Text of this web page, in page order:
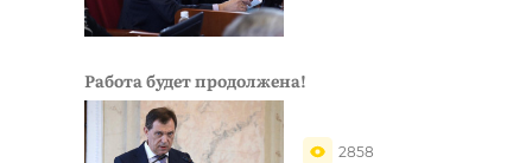
Работа будет продолжена!
2858